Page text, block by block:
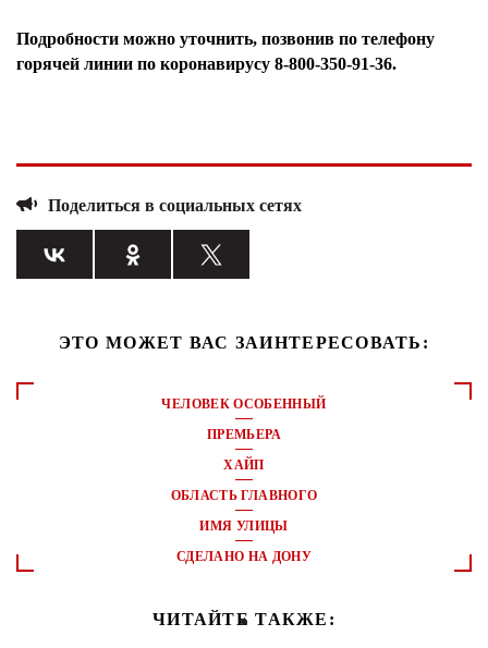
Подробности можно уточнить, позвонив по телефону
горячей линии по коронавирусу 8-800-350-91-36.
Поделиться в социальных сетях
ЭТО МОЖЕТ ВАС ЗАИНТЕРЕСОВАТЬ:
ЧЕЛОВЕК ОСОБЕННЫЙ
ПРЕМЬЕРА
ХАЙП
ОБЛАСТЬ ГЛАВНОГО
ИМЯ УЛИЦЫ
СДЕЛАНО НА ДОНУ
ЧИТАЙТЕ ТАКЖЕ: